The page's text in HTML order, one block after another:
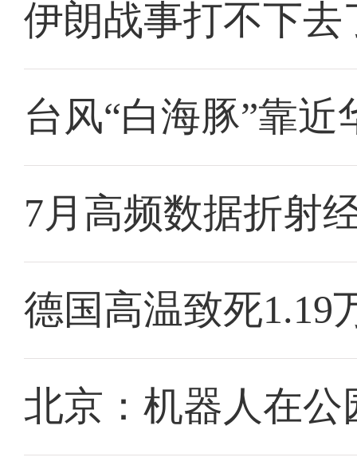
伊朗战事打不下
台风“白海豚”靠近
7月高频数据折射
德国高温致死
北京：机器人在公